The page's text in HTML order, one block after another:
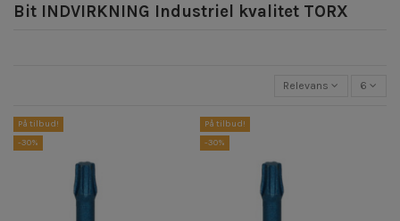
Bit INDVIRKNING Industriel kvalitet TORX
Relevans 6
På tilbud!
-30%
På tilbud!
-30%